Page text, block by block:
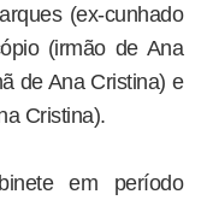
(ex-cunhado
(irmão de Ana
de Ana Cristina) e
Cristina).
em período